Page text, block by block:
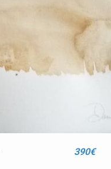
390€